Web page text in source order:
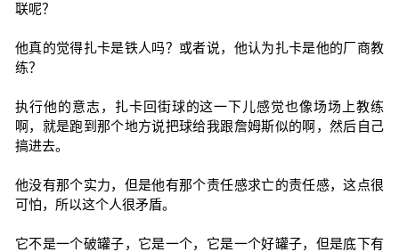
联呢？
他真的觉得扎卡是铁人吗？或者说，他认为扎卡是他的厂商教
练？
执行他的意志，扎卡回街球的这一下儿感觉也像场场上教练
啊，就是跑到那个地方说把球给我跟詹姆斯似的啊，然后自己
搞进去。
他没有那个实力，但是他有那个责任感求亡的责任感，这点很
可怕，所以这个人很矛盾。
它不是一个破罐子，它是一个，它是一个好罐子，但是底下有